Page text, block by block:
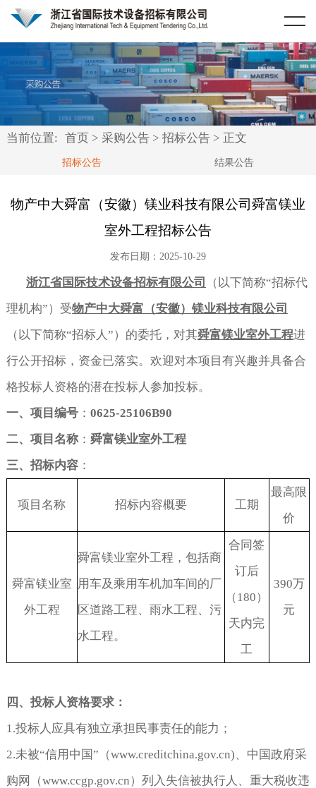
当前位置: 首页 > 采购公告> 招标公告> 正文
招标公告 结果公告
物产中大舜富（安徽）镁业科技有限公司舜富镁业
室外工程招标公告
发布日期：2025-10-29
浙江省国际技术设备招标有限公司 （以下简称“招标代
理机构” ）受物产中大舜富（安徽）镁业科技有限公司
（以下简称“招标人 ” ）的委托，对其舜富镁业室外工程进
行公开招标，资金已落实。欢迎对本项目有兴趣并具备合
格投标人资格的潜在投标人参加投标。
一、项目 编号： 0625-25106B90
二、项目名称： 舜富镁业室外工程
三、招标内容：
项目名称 招标内容概要 工期
最高限
价
舜富镁业室
外工程
舜富镁业室外工程，包括商
用车及乘用车机加车间的厂
区道路工程、雨水工程、污
水工程。
合同签
订后
（180 ）
天内完
工
390万
元
四、投标人资格要求：
1.投标人应具有独立承担民事责任的能力；
2.未被“信用中国”（www.creditchina.gov.cn)、中国政府采
购网（www.ccgp.gov.cn）列入失信被执行人、重大税收违
首页
关于我们
公司简介
业务范围
公司资质
公司荣誉
资讯中心
采购公告
招标公告
结果公告
典型项目
政府机关
医院
学校
科研院所
法律法规
政府采购
招标投标
人才招聘